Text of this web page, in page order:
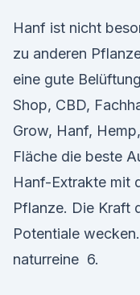
Hanf ist nicht
zu anderen
eine gute
Shop, CBD,
Grow, Hanf,
Fläche die beste
Hanf-Extrakte mit
Pflanze. Die Kraft
Potentiale
naturreine 6.